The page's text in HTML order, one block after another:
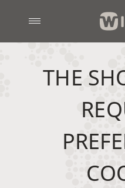
THE